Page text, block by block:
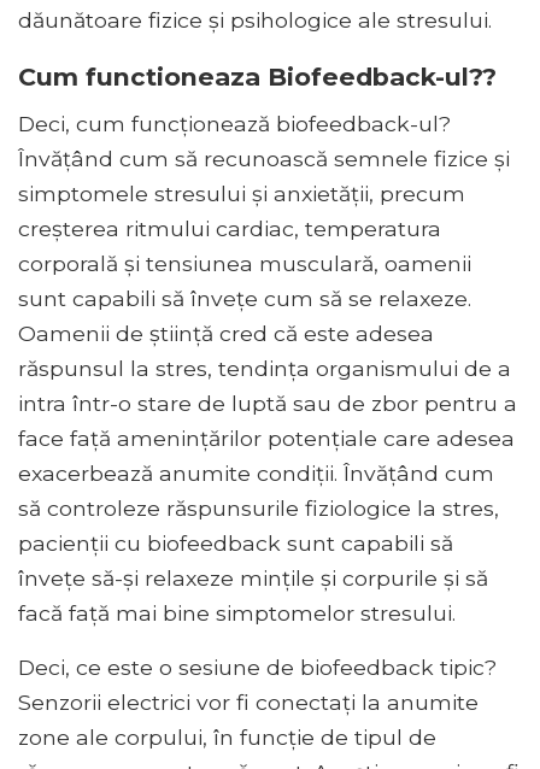
dăunătoare fizice și psihologice ale stresului.
Cum functioneaza Biofeedback-ul??
Deci, cum funcționează biofeedback-ul?
Învățând cum să recunoască semnele fizice și
simptomele stresului și anxietății, precum
creșterea ritmului cardiac, temperatura
corporală și tensiunea musculară, oamenii
sunt capabili să învețe cum să se relaxeze.
Oamenii de știință cred că este adesea
răspunsul la stres, tendința organismului de a
intra într-o stare de luptă sau de zbor pentru a
face față amenințărilor potențiale care adesea
exacerbează anumite condiții. Învățând cum
să controleze răspunsurile fiziologice la stres,
pacienții cu biofeedback sunt capabili să
învețe să-și relaxeze mințile și corpurile și să
facă față mai bine simptomelor stresului.
Deci, ce este o sesiune de biofeedback tipic?
Senzorii electrici vor fi conectați la anumite
zone ale corpului, în funcție de tipul de